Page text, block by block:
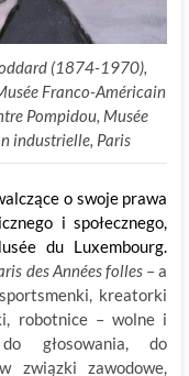
(1874-1970),
Franco-Américain
Pompidou, Musée
industrielle, Paris
o swoje prawa
i społecznego,
du Luxembourg.
des Années folles– a
kreatorki
robotnice – wolne i
głosowania, do
związki zawodowe,